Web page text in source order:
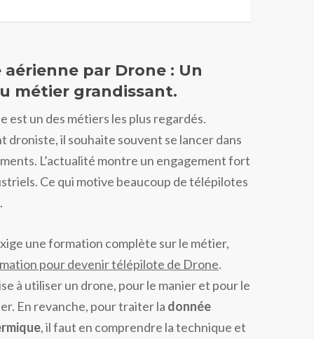
par Drone : Un
métier grandissant.
est un des métiers les plus regardés.
droniste, il souhaite souvent se lancer dans
L’actualité montre un engagement fort
Ce qui motive beaucoup de télépilotes
une formation complète sur le métier,
pour devenir télépilote de Drone.
à utiliser un drone, pour le manier et pour le
En revanche, pour traiter la donnée
, il faut en comprendre la technique et